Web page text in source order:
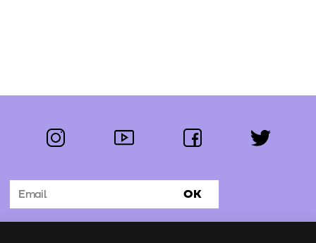
Segue-nos:
instagram youtube facebook twitter
Subscrever Newsletter OK